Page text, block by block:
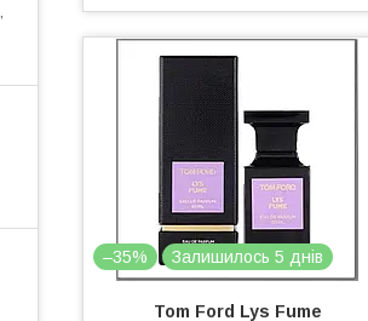
–35% Залишилось 5 днів
Tom Ford Lys Fume